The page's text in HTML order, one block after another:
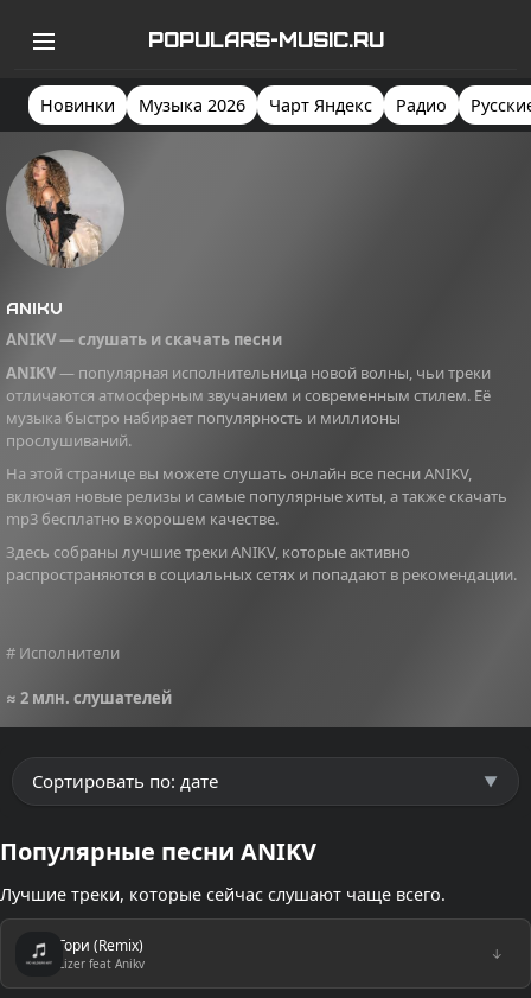
POPULARS-MUSIC.RU
Новинки Музыка 2026 Чарт Яндекс Радио
ANIKV
ANIKV — слушать и скачать песни
ANIKV— популярная исполнительница новой волны, чьи треки
отличаются атмосферным звучанием и современным стилем. Её
музыка быстро набирает популярность и миллионы
прослушиваний.
На этой странице вы можете слушать онлайн все песни ANIKV,
включая новые релизы и самые популярные хиты, а также скачать
mp3 бесплатно в хорошем качестве.
Здесь собраны лучшие треки ANIKV, которые активно
распространяются в социальных сетях и попадают в рекомендации.
# Исполнители
≈ 2 млн. слушателей
Популярные песни ANIKV
Лучшие треки, которые сейчас слушают чаще всего.
Гори (Remix)
Lizer feat Anikv
↓